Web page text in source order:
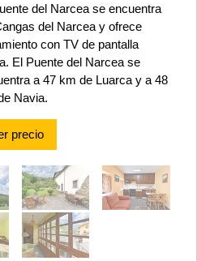
del Narcea se encuentra
del Narcea y ofrece
con TV de pantalla
El Puente del Narcea se
a 47 km de Luarca y a 48
Navia.
precio